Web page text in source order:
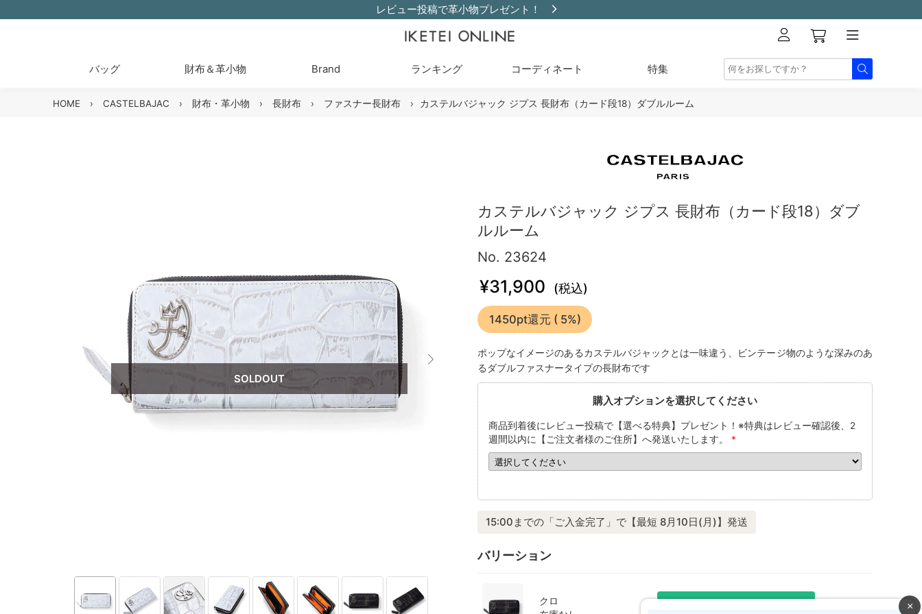
レビュー投稿で革小物プレゼント！
バッグ 財布＆革小物 Brand ランキング コーディネート 特集
HOME › CASTELBAJAC › 財布・革小物 › 長財布 › ファスナー長財布 › カステルバジャック ジプス 長財布（カード段18）ダブルルーム
SOLDOUT
カステルバジャック ジプス 長財布（カード段18）ダブ
ルルーム
No. 23624
¥31,900 (税込)
1450pt還元 ( 5%)
ポップなイメージのあるカステルバジャックとは一味違う、ビンテージ物のような深みのあ
るダブルファスナータイプの長財布です
購入オプションを選択してください
商品到着後にレビュー投稿で【選べる特典】プレゼント！※特典はレビュー確認後、2
週間以内に【ご注文者様のご住所】へ発送いたします。
*
15:00までの「ご入金完了」で【最短 8月10日(月)】発送
バリーション
クロ